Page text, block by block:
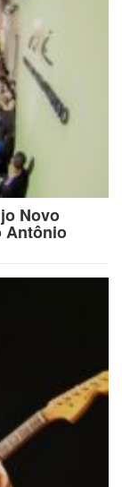
Novo
Antônio